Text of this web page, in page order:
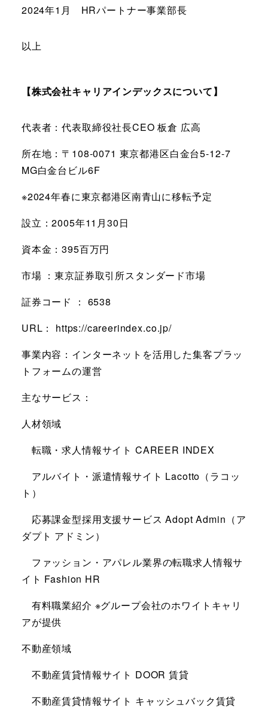
2024年1月 HRパートナー事業部長
以上
【株式会社キャリアインデックスについて】
代表者：代表取締役社長CEO 板倉 広高
所在地：〒108-0071 東京都港区白金台5-12-7
MG白金台ビル6F
※2024年春に東京都港区南青山に移転予定
設立：2005年11月30日
資本金：395百万円
市場 ：東京証券取引所スタンダード市場
証券コード ： 6538
URL： https://careerindex.co.jp/
事業内容：インターネットを活用した集客プラッ
トフォームの運営
主なサービス：
人材領域
転職・求人情報サイト CAREER INDEX
アルバイト・派遣情報サイト Lacotto（ラコッ
ト）
応募課金型採用支援サービス Adopt Admin（ア
ダプト アドミン）
ファッション・アパレル業界の転職求人情報サ
イト Fashion HR
有料職業紹介 ※グループ会社のホワイトキャリ
アが提供
不動産領域
不動産賃貸情報サイト DOOR 賃貸
不動産賃貸情報サイト キャッシュバック賃貸